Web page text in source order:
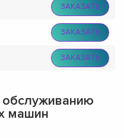
ЗАКАЗАТЬ
ЗАКАЗАТЬ
ЗАКАЗАТЬ
машин